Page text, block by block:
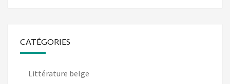
CATÉGORIES
Littérature belge